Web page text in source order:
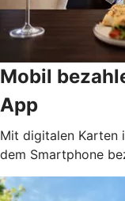
Mobil
App
Mit digitalen Karten
dem Smartphone